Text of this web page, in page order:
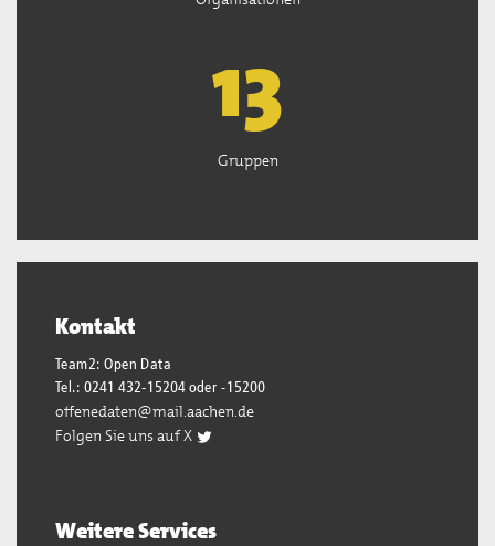
13
Gruppen
Kontakt
Team2: Open Data
Tel.: 0241 432-15204 oder -15200
offenedaten@mail.aachen.de
Folgen Sie uns auf X
Weitere Services